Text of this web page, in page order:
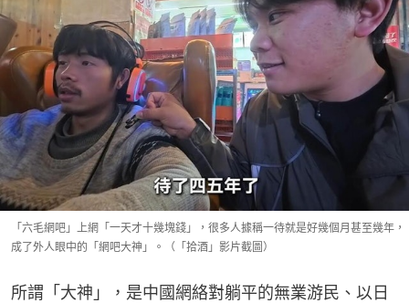
「六毛網吧」上網「一天才十幾塊錢」，很多人據稱一待就是好幾個月甚至幾年，
成了外人眼中的「網吧大神」。（「拾酒」影片截圖）
所謂「大神」，是中國網絡對躺平的無業游民、以日